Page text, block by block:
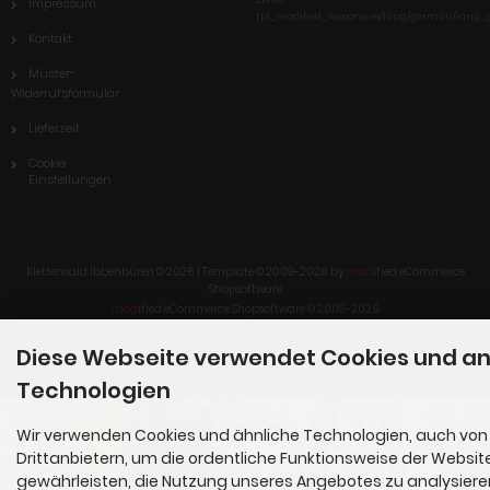
Kontakt
Muster-
Widerrufsformular
Lieferzeit
Cookie
Einstellungen
Kletterwald Ibbenbüren © 2026 | Template © 2009-2026 by mod ified eCommerce
Shopsoftware
mod
Diese Webseite verwendet Cookies und
Technologien
Wir verwenden Cookies und ähnliche Technologien, auch von
Drittanbietern, um die ordentliche Funktionsweise der
gewährleisten, die Nutzung unseres Angebotes zu